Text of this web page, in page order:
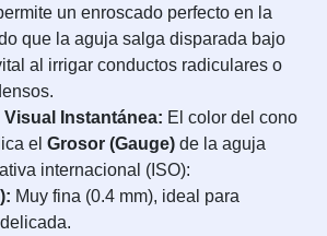
un enroscado perfecto en la
que la aguja salga disparada bajo
al irrigar conductos radiculares o
Instantánea: El color del cono
el Grosor (Gauge) de la aguja
internacional (ISO):
Muy fina (0.4 mm), ideal para